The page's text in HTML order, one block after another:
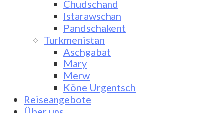
Chudschand
Istarawschan
Pandschakent
Turkmenistan
Aschgabat
Mary
Merw
Köne Urgentsch
Reiseangebote